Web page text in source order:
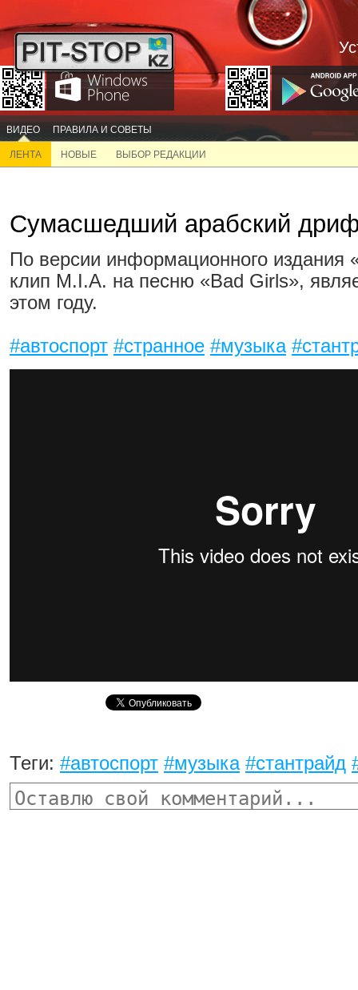
ВИДЕО ПРАВИЛА И СОВЕТЫ
ЛЕНТА НОВЫЕ ВЫБОР РЕДАКЦИИ
Сумасшедший арабский
По версии информационного издания
клип M.I.A. на песню «Bad Girls»,
этом году.
#автоспорт #странное #музыка
Теги: #автоспорт #музыка #стантрайд